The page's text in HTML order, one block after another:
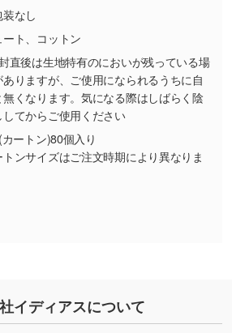
データや、使いたいキャラク
はっきりしているデータは切
能です。→詳しく見る
タの背景が足りない／塗り足
らない
タが印刷範囲よりも小さい場
・柄の背景であれば拡張が可
なし
ート、コットン
直後は生地特有のにおいが残っている場
ありますが、ご使用になられるうちに自
無くなります。気になる際はしばらく陰
してからご使用ください
ートン)80個入り
トンサイズはご注文時期により異なりま
イディアスについて